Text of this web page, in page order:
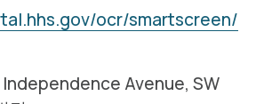
ocr/smartscreen/
Independence Avenue, SW